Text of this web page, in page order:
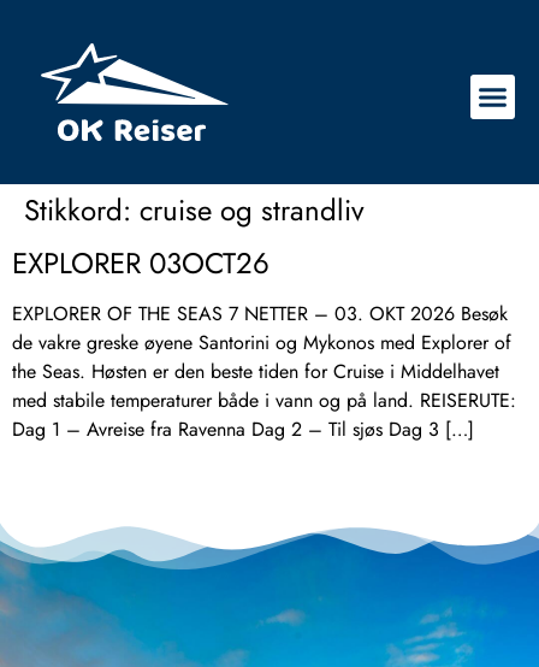
Stikkord: cruise og strandliv
EXPLORER 03OCT26
EXPLORER OF THE SEAS 7 NETTER – 03. OKT 2026 Besøk
de vakre greske øyene Santorini og Mykonos med Explorer of
the Seas. Høsten er den beste tiden for Cruise i Middelhavet
med stabile temperaturer både i vann og på land. REISERUTE:
Dag 1 – Avreise fra Ravenna Dag 2 – Til sjøs Dag 3 […]